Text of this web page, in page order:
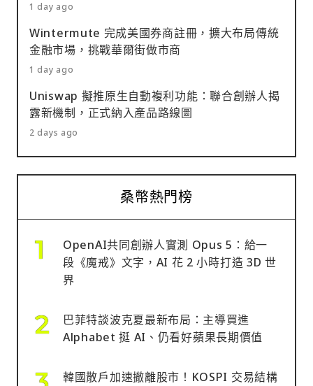
1 day ago
Wintermute 完成美國券商註冊，擴大布局傳統
金融市場，挑戰華爾街做市商
1 day ago
Uniswap 擬推原生自動複利功能：聯合創辦人揭
露新機制，正式納入產品路線圖
2 days ago
桑幣熱門榜
OpenAI共同創辦人實測 Opus 5：給一
段《魔戒》文字，AI 花 2 小時打造 3D 世
界
巴菲特談波克夏最新布局：主導買進
Alphabet 挺 AI、仍看好蘋果長期價值
韓國散戶加速撤離股市！KOSPI 交易結構